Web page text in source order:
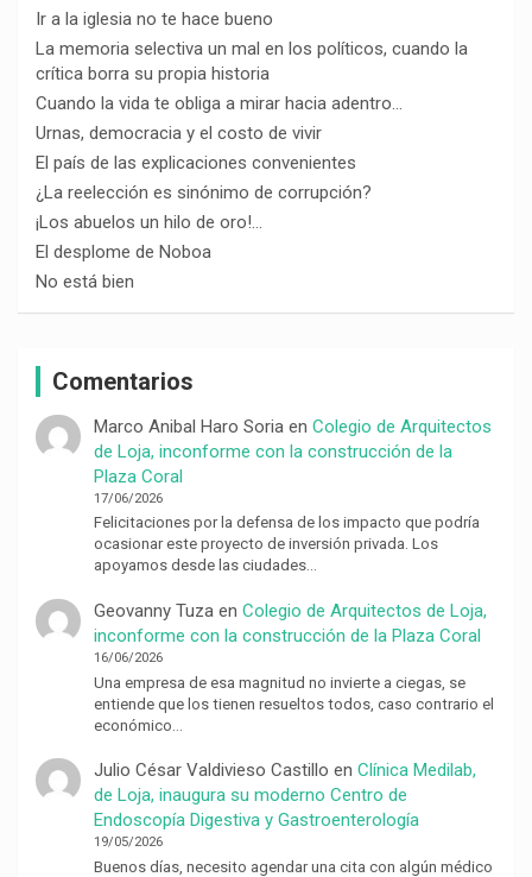
Ir a la iglesia no te hace bueno
La memoria selectiva un mal en los políticos, cuando la
crítica borra su propia historia
Cuando la vida te obliga a mirar hacia adentro…
Urnas, democracia y el costo de vivir
El país de las explicaciones convenientes
¿La reelección es sinónimo de corrupción?
¡Los abuelos un hilo de oro!…
El desplome de Noboa
No está bien
Comentarios
Marco Anibal Haro Soriaen Colegio de Arquitectos
de Loja, inconforme con la construcción de la
Plaza Coral
17/06/2026
Felicitaciones por la defensa de los impacto que podría
ocasionar este proyecto de inversión privada. Los
apoyamos desde las ciudades…
Geovanny Tuzaen Colegio de Arquitectos de Loja,
inconforme con la construcción de la Plaza Coral
16/06/2026
Una empresa de esa magnitud no invierte a ciegas, se
entiende que los tienen resueltos todos, caso contrario el
económico…
Julio César Valdivieso Castillo en Clínica Medilab,
de Loja, inaugura su moderno Centro de
Endoscopía Digestiva y Gastroenterología
19/05/2026
Buenos días, necesito agendar una cita con algún médico